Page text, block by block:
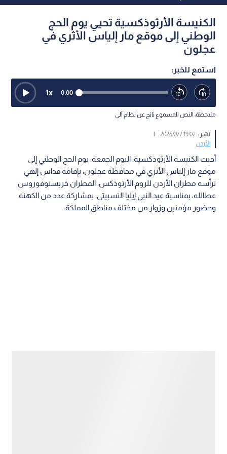
الكنيسة الأرثوذكسية تحيي يوم الحج
الوطني إلى موقع مار إلياس الأثري في
عجلون
استمع للخبر:
0:00
1x
ملاحظة: النص المسموع ناتج عن نظام آلي
نشر :19:02 2026/8/7
|
الأردن
أحيت الكنيسة الأرثوذكسية، اليوم الجمعة، يوم الحج الوطني إلى
موقع مار إلياس الأثري في محافظة عجلون، بإقامة قداس إلهي
ترأسه مطران الأردن للروم الأرثوذكس، المطران خريستوفوروس
عطالله، بمناسبة عيد النبي إيليا التسبيتي، بمشاركة عدد من الكهنة
وحضور مؤمنين وزوار من مختلف مناطق المملكة.